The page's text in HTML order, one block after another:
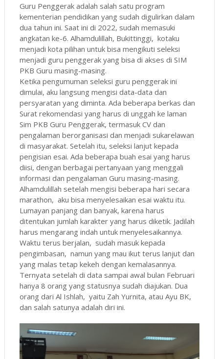
Guru Penggerak adalah salah satu program
kementerian pendidikan yang sudah digulirkan dalam
dua tahun ini. Saat ini di 2022, sudah memasuki
angkatan ke-6. Alhamdulillah, Bukittinggi, kotaku
menjadi kota pilihan untuk bisa mengikuti seleksi
menjadi guru penggerak yang bisa di akses di SIM
PKB Guru masing-masing.
Ketika pengumuman seleksi guru penggerak ini
dimulai, aku langsung mengisi data-data dan
persyaratan yang diminta. Ada beberapa berkas dan
Surat rekomendasi yang harus di unggah ke laman
Sim PKB Guru Penggerak, termasuk CV dan
pengalaman berorganisasi dan menjadi sukarelawan
di masyarakat. Setelah itu, seleksi lanjut kepada
pengisian esai. Ada beberapa buah esai yang harus
diisi, dengan berbagai pertanyaan yang menggali
informasi dan pengalaman Guru masing-masing.
Alhamdulillah setelah mengisi beberapa hari secara
marathon, aku bisa menyelesaikan esai waktu itu.
Lumayan panjang dan banyak, karena harus
ditentukan jumlah karakter yang harus diketik. Jadilah
harus mengarang indah untuk menyelesaikannya.
Waktu terus berjalan, sudah masuk kepada
pengimbasan, namun yang mau ikut terus lanjut dan
yang malas tetap kekeh dengan kemalasannya.
Ternyata setelah di data sampai awal bulan Februari
hanya 8 orang yang statusnya sudah diajukan. Dua
orang dari Al Ishlah, yaitu Zah Yurnita, atau Ayu BK,
dan salah satunya adalah diri ini.